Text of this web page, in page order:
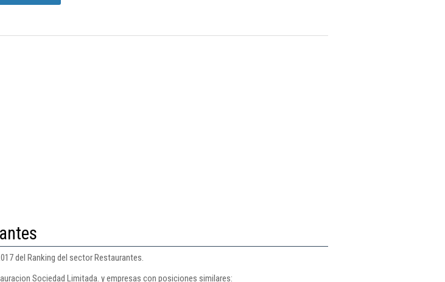
del Ranking del sector Restaurantes.
Sociedad Limitada. y empresas con posiciones similares: